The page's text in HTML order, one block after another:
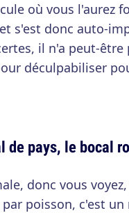
où vous l'aurez
s'est donc auto-
il n'a peut-
déculpabiliser
de pays, le bocal
donc vous
poisson, c'est